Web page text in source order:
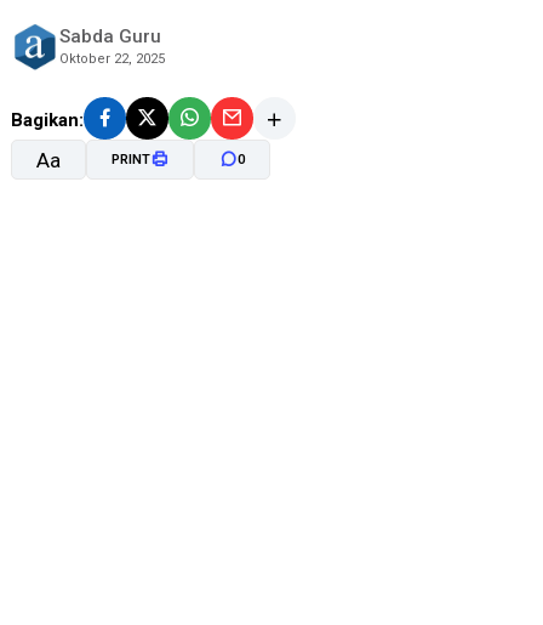
Sabda Guru
Oktober 22, 2025
Bagikan:
Aa PRINT 0